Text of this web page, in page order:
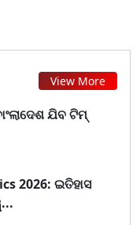
View More
ଯିବ ଟିମ୍
2026: ଇତିହାସ